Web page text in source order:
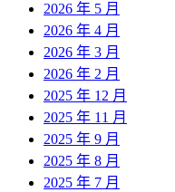
2026 年 5 月
2026 年 4 月
2026 年 3 月
2026 年 2 月
2025 年 12 月
2025 年 11 月
2025 年 9 月
2025 年 8 月
2025 年 7 月